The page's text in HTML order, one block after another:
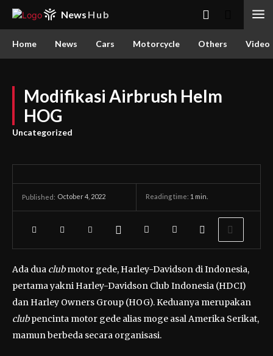
News Hub
Home News Cars Motorcycle Others Video
Modifikasi Airbrush Helm
HOG
Uncategorized
Published: October 4, 2022 Reading time: 1 min.
Ada dua clubmotor gede, Harley-Davidson di Indonesia,
pertama yakni Harley-Davidson Club Indonesia (HDCI)
dan Harley Owners Group (HOG). Keduanya merupakan
clubpencinta motor gede alias moge asal Amerika Serikat,
mamun berbeda secara organisasi.